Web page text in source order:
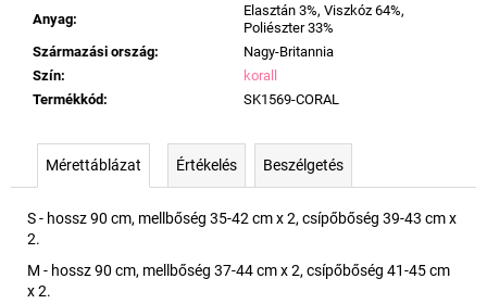
Anyag:
Elasztán 3%, Viszkóz 64%,
Poliészter 33%
Származási ország:
Nagy-Britannia
Szín:
korall
Termékkód: SK1569-CORAL
Mérettáblázat Értékelés Beszélgetés
S - hossz 90 cm, mellbőség 35-42 cm x 2, csípőbőség 39-43 cm x
2.
M - hossz 90 cm, mellbőség 37-44 cm x 2, csípőbőség 41-45 cm
x 2.